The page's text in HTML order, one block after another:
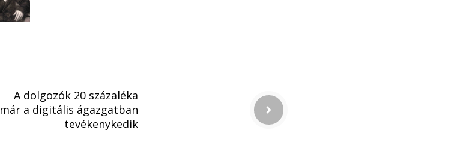
A dolgozók 20 százaléka
már a digitális ágazgatban
tevékenykedik